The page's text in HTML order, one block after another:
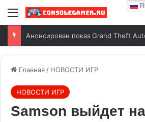
Главная / НОВОСТИ ИГР
НОВОСТИ ИГР
Samson выйдет